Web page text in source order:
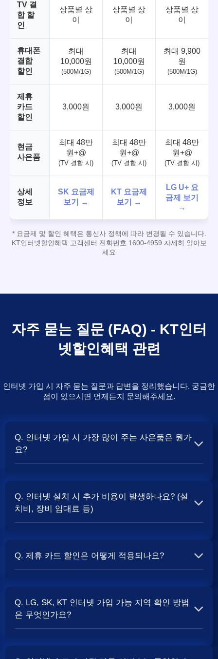
TV 결
합 할
인
상품별 상
이
상품별 상
이
상품별 상
이
휴대폰
결합
할인
최대
10,000원
(500M/1G)
최대
10,000원
(500M/1G)
최대 9,900
원
(500M/1G)
제휴
카드
할인
3,000원 3,000원 3,000원
현금
사은품
최대 48만
원+@
(TV 결합 시)
최대 48만
원+@
(TV 결합 시)
최대 48만
원+@
(TV 결합 시)
상세
정보
SK 요금제
보기 →
KT 요금제
보기 →
LG U+ 요
금제 보기
→
* 요금제 및 할인 혜택은 통신사 정책에 따라 변경될 수 있습니다.
KT인터넷할인혜택 고객센터 전화번호 1600-4959 자세히 알아보
세요
자주 묻는 질문 (FAQ) - KT인터
넷할인혜택 관련
인터넷 가입 시 자주 묻는 질문과 답변을 정리했습니다. 궁금한
점이 있으시면 언제든지 문의해주세요.
Q. 인터넷 가입 시 가장 많이 주는 사은품은 뭔가
요?
보통 500Mbps 또는 1Gbps 인터넷을 TV와 결합하여 가입
할 때 현금 사은품및 상품권 혜택이 더 크게 지급되는 경향
Q. 인터넷 설치 시 추가 비용이 발생하나요? (설
치비, 장비 임대료 등)
청구되는 경우가 많습니다. 다만, 인터넷 상품 및 프로모션
Q. 제휴 카드 할인은 어떻게 적용되나요?
서 일정 금액이 할인됩니다. 할인 금액과 조건은 카드사 및
통신사 정책에 따라 다릅니다. 합리적인
Q. LG, SK, KT 인터넷 가입 가능 지역 확인 방법
은 무엇인가요?